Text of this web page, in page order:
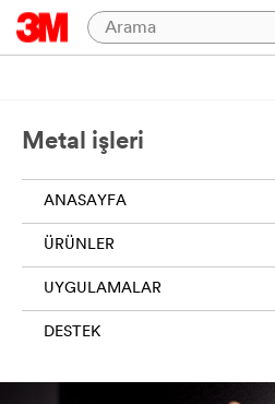
Metal işleri
ANASAYFA
ÜRÜNLER
UYGULAMALAR
DESTEK